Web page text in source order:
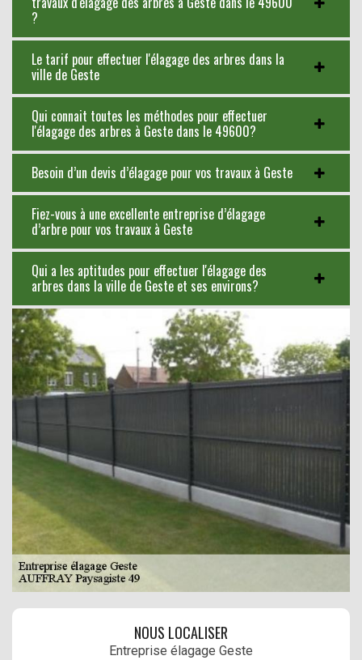
?
Le tarif pour effectuer l'élagage des arbres dans la
ville de Geste
Qui connait toutes les méthodes pour effectuer
l'élagage des arbres à Geste dans le 49600?
Besoin d’un devis d’élagage pour vos travaux à Geste
Fiez-vous à une excellente entreprise d’élagage
d’arbre pour vos travaux à Geste
Qui a les aptitudes pour effectuer l'élagage des
arbres dans la ville de Geste et ses environs?
NOUS LOCALISER
Entreprise élagage Geste